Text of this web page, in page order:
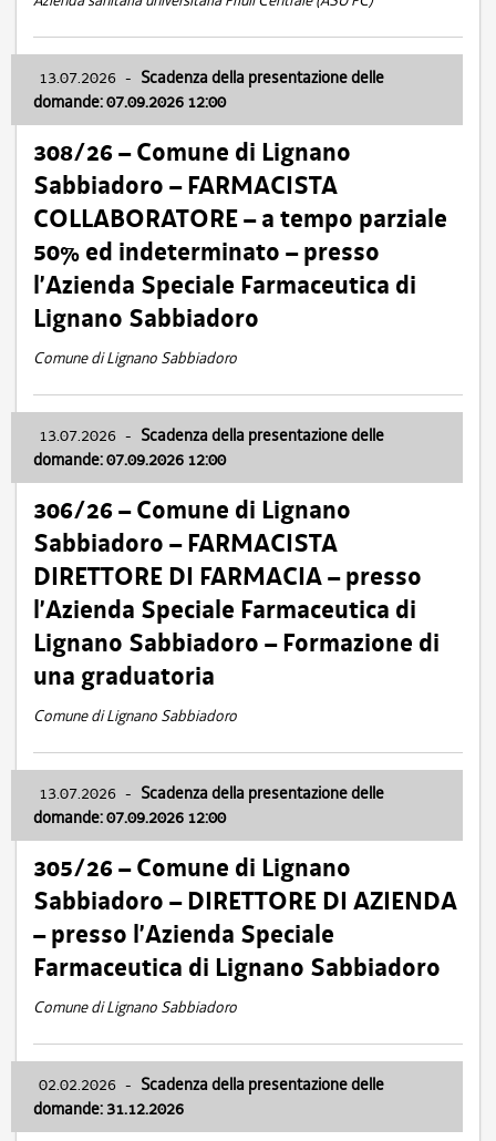
13.07.2026 - Scadenza della presentazione delle
domande: 07.09.2026 12:00
308/26 – Comune di Lignano
Sabbiadoro – FARMACISTA
COLLABORATORE – a tempo parziale
50% ed indeterminato – presso
l’Azienda Speciale Farmaceutica di
Lignano Sabbiadoro
Comune di Lignano Sabbiadoro
13.07.2026 - Scadenza della presentazione delle
domande: 07.09.2026 12:00
306/26 – Comune di Lignano
Sabbiadoro – FARMACISTA
DIRETTORE DI FARMACIA – presso
l’Azienda Speciale Farmaceutica di
Lignano Sabbiadoro – Formazione di
una graduatoria
Comune di Lignano Sabbiadoro
13.07.2026 - Scadenza della presentazione delle
domande: 07.09.2026 12:00
305/26 – Comune di Lignano
Sabbiadoro – DIRETTORE DI AZIENDA
– presso l’Azienda Speciale
Farmaceutica di Lignano Sabbiadoro
Comune di Lignano Sabbiadoro
02.02.2026 - Scadenza della presentazione delle
domande: 31.12.2026